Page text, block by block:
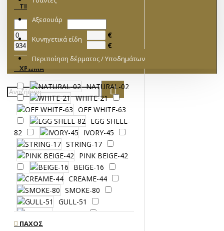
Αξεσουάρ
Κυνηγετικά είδη
Περιποίηση δέρματος / Υποδημάτων
ΤΙΜΉ
€
€
ΧΡΏΜΑ
NATURAL-02
WHITE-21
OFF WHITE-63
EGG SHELL-
82
IVORY-45
STRING-17
PINK BEIGE-42
BEIGE-16
CREAME-44
SMOKE-80
GULL-51
MIST-99
ΠΆΧΟΣ